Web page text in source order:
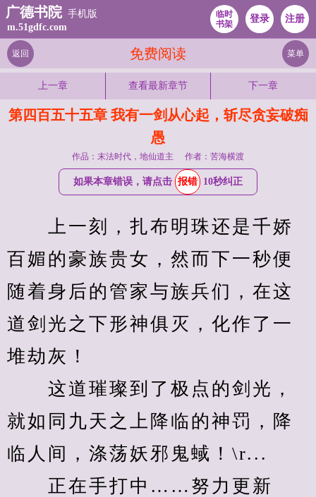
广德书院 手机版
m.51gdfc.com
临时
书架
登录 注册
免费阅读
返回 菜单
上一章 查看最新章节 下一章
第四百五十五章 我有一剑从心起，斩尽贪妄破痴
愚
作品：末法时代，地仙道主 作者：苦海横渡
如果本章错误，请点击 报错 10秒纠正
上一刻，扎布明珠还是千娇
百媚的豪族贵女，然而下一秒便
随着身后的管家与族兵们，在这
道剑光之下形神俱灭，化作了一
堆劫灰！
这道璀璨到了极点的剑光，
就如同九天之上降临的神罚，降
临人间，涤荡妖邪鬼蜮！\r...
正在手打中……努力更新